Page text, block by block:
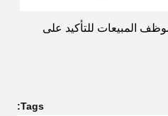
المبيعات للتأكيد على
Tags: